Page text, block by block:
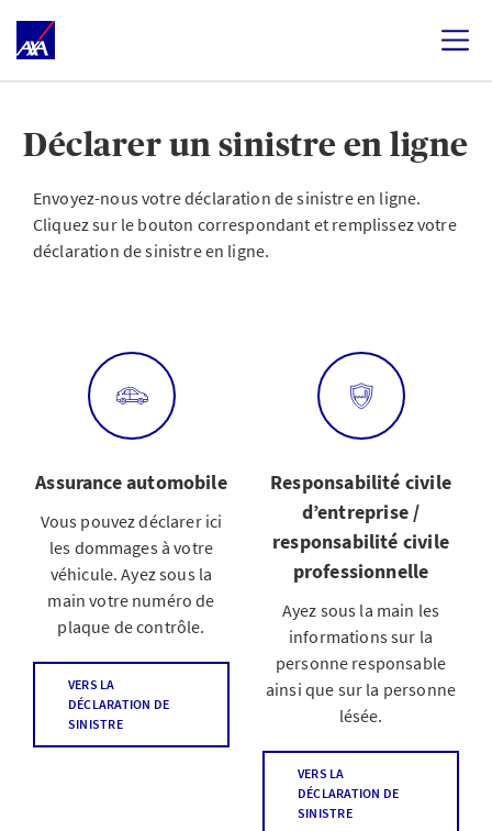
Déclarer un sinistre en ligne
Envoyez-nous votre déclaration de sinistre en ligne.
Cliquez sur le bouton correspondant et remplissez votre
déclaration de sinistre en ligne.
Assurance automobile
Vous pouvez déclarer ici
les dommages à votre
véhicule. Ayez sous la
main votre numéro de
plaque de contrôle.
VERS LA
DÉCLARATION DE
SINISTRE
Responsabilité civile
d’entreprise /
responsabilité civile
professionnelle
Ayez sous la main les
informations sur la
personne responsable
ainsi que sur la personne
lésée.
VERS LA
DÉCLARATION DE
SINISTRE